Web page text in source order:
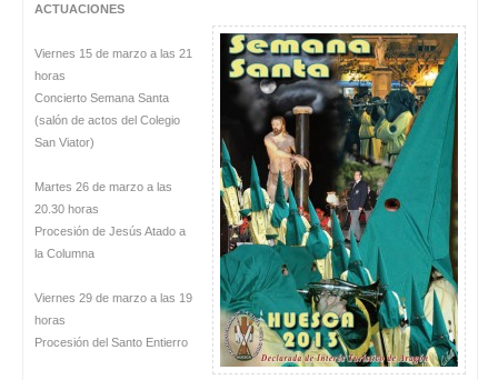
ACTUACIONES
Viernes 15 de marzo a las 21
horas
Concierto Semana Santa
(salón de actos del Colegio
San Viator)
Martes 26 de marzo a las
20.30 horas
Procesión de Jesús Atado a
la Columna
Viernes 29 de marzo a las 19
horas
Procesión del Santo Entierro